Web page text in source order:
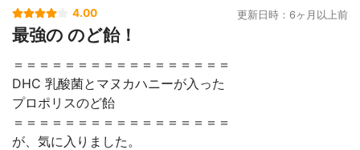
4.00 更新日時：6ヶ月以上前
最強の のど飴！
＝＝＝＝＝＝＝＝＝＝＝＝＝＝＝＝＝
DHC 乳酸菌とマヌカハニーが入った
プロポリスのど飴
＝＝＝＝＝＝＝＝＝＝＝＝＝＝＝＝＝
が、気に入りました。